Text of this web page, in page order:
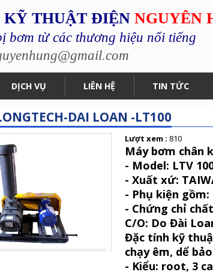
KỸ THUẬT ĐIỆN NGUYÊN
bơm từ các thương hiệu nổi tiếng
DỊCH VỤ LIÊN HỆ TIN TỨC
DAI LOAN -LT100
Lượt xem : 810
Máy bơm chân
- Model: LTV
- Xuất xứ:
- Phụ kiện gồm:
- Chứng chỉ
C/O: Do Đài
Đặc tính kỹ
chạy êm, dể
- Kiểu: root, 3